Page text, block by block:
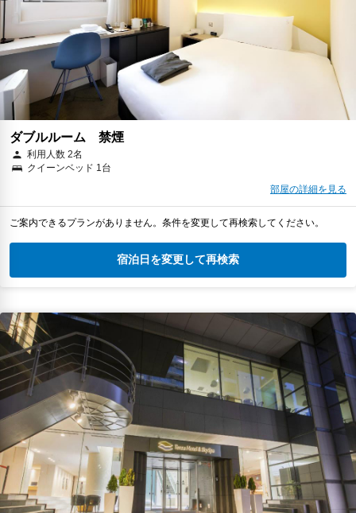
ダブルルーム 禁煙
利用人数 2名
クイーンベッド 1台
部屋の詳細を見る
ご案内できるプランがありません。条件を変更して再検索してください。
宿泊日を変更して再検索